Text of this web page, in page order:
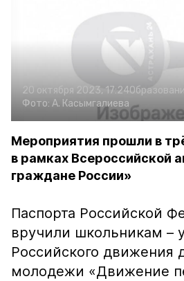
20 октября 2023, 17:24
Фото: А. Касымгалиева
Мероприятия прошли в
в рамках Всероссийской
граждане России»
Паспорта Российской
вручили школьникам –
Российского движения
молодежи «Движение